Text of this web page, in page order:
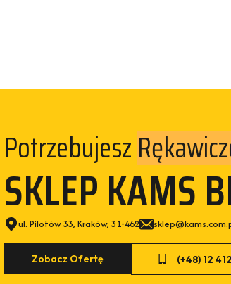
Potrzebujesz
SKLEP KAMS
ul. Pilotów 33, Kraków, 31-462
Zobacz Ofertę (+48) 12